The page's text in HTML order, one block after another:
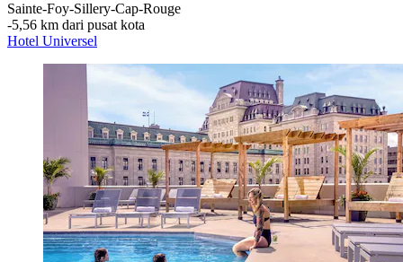
Sainte-Foy-Sillery-Cap-Rouge
‐5,56 km dari pusat kota
Hotel Universel